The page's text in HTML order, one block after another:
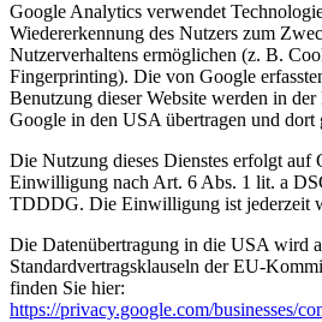
Google Analytics verwendet
Wiedererkennung des Nutzers zum
Nutzerverhaltens ermöglichen (z. B.
Fingerprinting). Die von Google
Benutzung dieser Website werden in
Google in den USA übertragen und dort
Die Nutzung dieses Dienstes erfolgt auf
Einwilligung nach Art. 6 Abs. 1 lit. a
TDDDG. Die Einwilligung ist jederzeit
Die Datenübertragung in die USA wird
Standardvertragsklauseln der EU-
finden Sie hier:
https://privacy.google.com/businesses/